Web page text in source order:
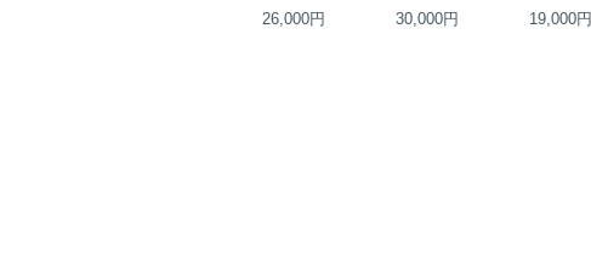
26,000円 30,000円 19,000円